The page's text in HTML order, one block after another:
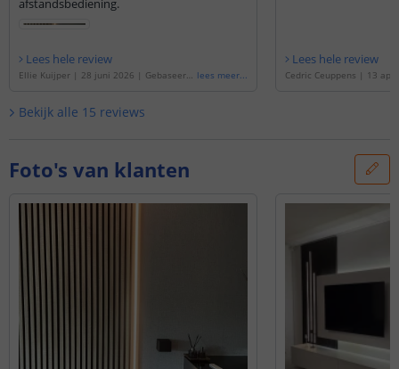
afstandsbediening.
Lees hele review
Ellie Kuijper | 28 juni 2026 | Gebaseerd
lees meer...
Lees hele review
Cedric Ceuppens | 13
Bekijk alle 15 reviews
Foto's van klanten